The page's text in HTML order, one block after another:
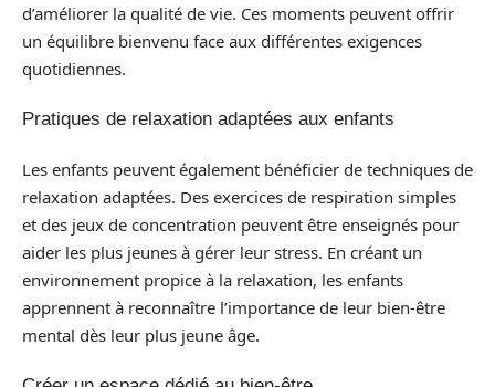
d’améliorer la qualité de vie. Ces moments peuvent offrir
un équilibre bienvenu face aux différentes exigences
quotidiennes.
Pratiques de relaxation adaptées aux enfants
Les enfants peuvent également bénéficier de techniques de
relaxation adaptées. Des exercices de respiration simples
et des jeux de concentration peuvent être enseignés pour
aider les plus jeunes à gérer leur stress. En créant un
environnement propice à la relaxation, les enfants
apprennent à reconnaître l’importance de leur bien-être
mental dès leur plus jeune âge.